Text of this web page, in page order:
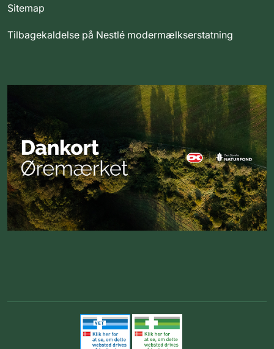
Sitemap
Tilbagekaldelse på Nestlé modermælkserstatning